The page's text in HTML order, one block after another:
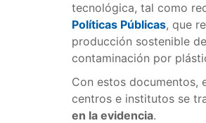
tecnológica, tal como
Políticas Públicas, que
producción sostenible
contaminación por
Con estos documentos,
centros e institutos se
en la evidencia.